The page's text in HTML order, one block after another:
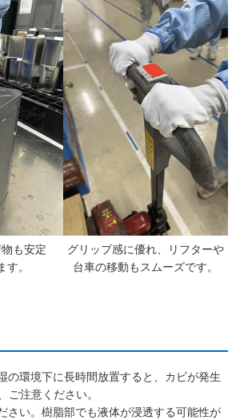
も安定
。
グリップ感に優れ、リフターや
台車の移動もスムーズです。
の環境下に長時間放置すると、カビが発生
ご注意ください。
さい。樹脂部でも液体が浸透する可能性が